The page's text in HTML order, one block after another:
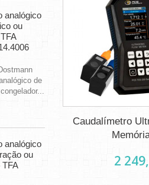
analógico
ou
de
analógico
ou
Caudalímetro
2